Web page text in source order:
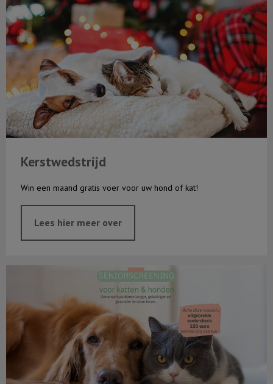
Kerstwedstrijd
Win een maand gratis voer voor uw hond of kat!
Lees hier meer over
Oktober is seniormaand